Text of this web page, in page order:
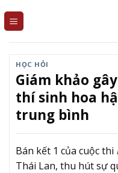
HỌC HỎI
Giám khảo
thí sinh hoa
trung bình
Bán kết 1 của cuộc thi
Thái Lan, thu hút sự